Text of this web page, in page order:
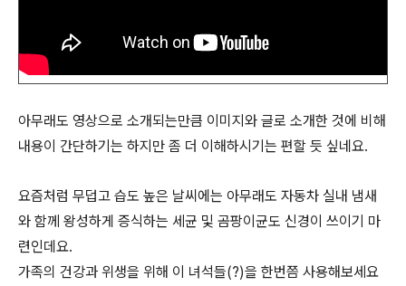
아무래도 영상으로 소개되는만큼 이미지와 글로 소개한 것에 비해
내용이 간단하기는 하지만 좀 더 이해하시기는 편할 듯 싶네요.
요즘처럼 무덥고 습도 높은 날씨에는 아무래도 자동차 실내 냄새
와 함께 왕성하게 증식하는 세균 및 곰팡이균도 신경이 쓰이기 마
련인데요.
가족의 건강과 위생을 위해 이 녀석들(?)을 한번쯤 사용해보세요